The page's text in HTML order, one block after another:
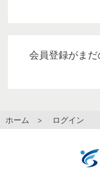
会員登録がまだ
ホーム > ログイン